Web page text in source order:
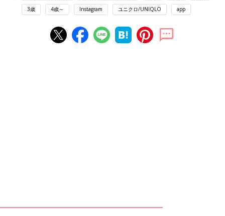
3歳 4歳～ Instagram ユニクロ/UNIQLO app